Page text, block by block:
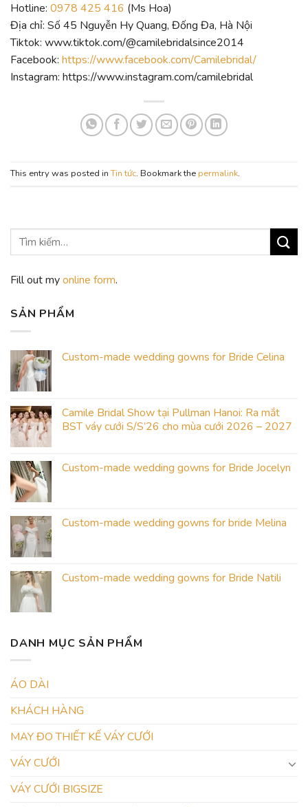
Hotline: 0978 425 416 (Ms Hoa)
Địa chỉ: Số 45 Nguyễn Hy Quang, Đống Đa, Hà Nội
Tiktok: www.tiktok.com/@camilebridalsince2014
Facebook: https://www.facebook.com/Camilebridal/
Instagram: https://www.instagram.com/camilebridal
This entry was posted inTin tức. Bookmark the permalink.
Fill out myonline form.
SẢN PHẨM
Custom-made wedding gowns for Bride Celina
Camile Bridal Show tại Pullman Hanoi: Ra mắt
BST váy cưới S/S’26 cho mùa cưới 2026 – 2027
Custom-made wedding gowns for Bride Jocelyn
Custom-made wedding gowns for bride Melina
Custom-made wedding gowns for Bride Natili
DANH MỤC SẢN PHẨM
ÁO DÀI
KHÁCH HÀNG
MAY ĐO THIẾT KẾ VÁY CƯỚI
VÁY CƯỚI
VÁY CƯỚI BIGSIZE